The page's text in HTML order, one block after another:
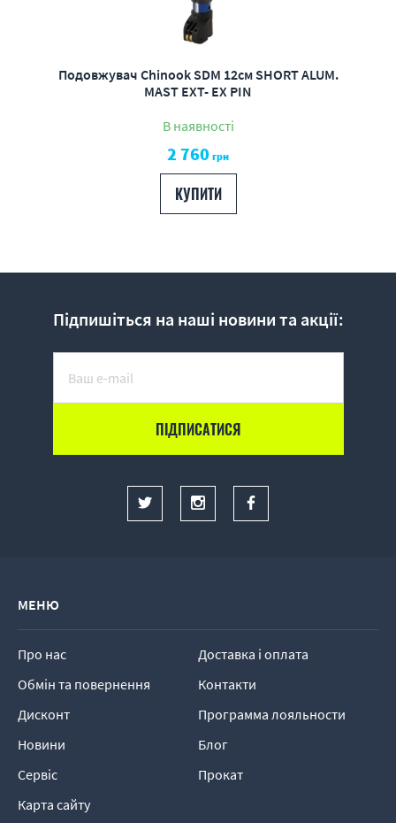
Подовжувач Chinook SDM 12см SHORT ALUM.
MAST EXT- EX PIN
В наявності
2 760 грн
КУПИТИ
Підпишіться на наші новини та акції:
МЕНЮ
Про нас
Доставка і оплата
Обмін та повернення
Контакти
Дисконт
Программа лояльности
Новини
Блог
Сервіс
Прокат
Карта сайту